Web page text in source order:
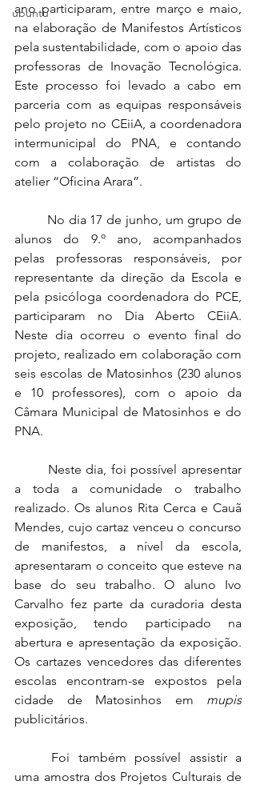
ubuntu
ano participaram, entre março e maio,
na elaboração de Manifestos Artísticos
pela sustentabilidade, com o apoio das
professoras de Inovação Tecnológica.
Este processo foi levado a cabo em
parceria com as equipas responsáveis
pelo projeto no CEiiA, a coordenadora
intermunicipal do PNA, e contando
com a colaboração de artistas do
atelier “Oficina Arara”.
alunos do 9.º ano, acompanhados
pelas professoras responsáveis, por
representante da direção da Escola e
pela psicóloga coordenadora do PCE,
participaram no Dia Aberto CEiiA.
Neste dia ocorreu o evento final do
projeto, realizado em colaboração com
seis escolas de Matosinhos (230 alunos
e 10 professores), com o apoio da
Câmara Municipal de Matosinhos e do
PNA.
a toda a comunidade o trabalho
realizado. Os alunos Rita Cerca e Cauã
Mendes, cujo cartaz venceu o concurso
de manifestos, a nível da escola,
apresentaram o conceito que esteve na
base do seu trabalho. O aluno Ivo
Carvalho fez parte da curadoria desta
exposição, tendo participado na
abertura e apresentação da exposição.
Os cartazes vencedores das diferentes
escolas encontram-se expostos pela
cidade de Matosinhos em mupis
publicitários.
uma amostra dos Projetos Culturais de